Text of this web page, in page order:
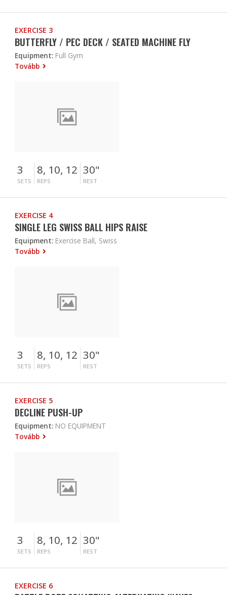
EXERCISE 3
BUTTERFLY / PEC DECK / SEATED MACHINE FLY
Equipment: Full Gym
Tovább
3
SETS
8, 10, 12
REPS
30"
REST
EXERCISE 4
SINGLE LEG SWISS BALL HIPS RAISE
Equipment: Exercise Ball, Swiss
Tovább
3
SETS
8, 10, 12
REPS
30"
REST
EXERCISE 5
DECLINE PUSH-UP
Equipment: NO EQUIPMENT
Tovább
3
SETS
8, 10, 12
REPS
30"
REST
EXERCISE 6